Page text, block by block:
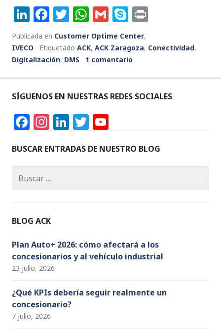
Li
n
k
e
dI
n
F
a
c
e
b
o
o
k
T
w
it
te
r
W
h
a
ts
A
p
p
G
m
ai
l
S
k
y
p
e
n
Publicada en Customer Optime Center,
IVECO
Etiquetado ACK, ACK Zaragoza, Conectividad,
Digitalización, DMS 1 comentario
SÍGUENOS EN NUESTRAS REDES SOCIALES
F
c
e
b
o
In
a
g
ra
Li
k
e
dI
T
it
te
r
u
T
u
h
a
n
BUSCAR ENTRADAS DE NUESTRO BLOG
BLOG ACK
Plan Auto+ 2026: cómo afectará a los
concesionarios y al vehículo industrial
23 julio, 2026
¿Qué KPIs debería seguir realmente un
concesionario?
7 julio, 2026